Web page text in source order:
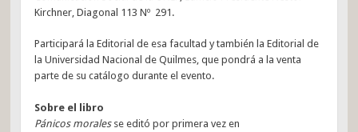
Kirchner, Diagonal 113 Nº 291.
Participará la Editorial de esa facultad y también la Editorial de
la Universidad Nacional de Quilmes, que pondrá a la venta
parte de su catálogo durante el evento.
Sobre el libro
Pánicos moralesse editó por primera vez en